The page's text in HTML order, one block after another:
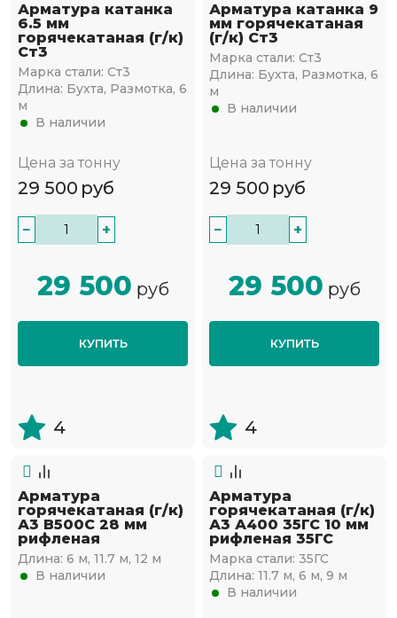
Арматура катанка
6.5 мм
горячекатаная (г/к)
Ст3
Марка стали: Ст3
Длина: Бухта, Размотка, 6
м
В наличии
Цена за тонну
29 500 руб
− +
29 500 руб
КУПИТЬ
4
Арматура катанка 9
мм горячекатаная
(г/к) Ст3
Марка стали: Ст3
Длина: Бухта, Размотка, 6
м
В наличии
Цена за тонну
29 500 руб
− +
29 500 руб
КУПИТЬ
4
Арматура
горячекатаная (г/к)
А3 В500С 28 мм
рифленая
Длина: 6 м, 11.7 м, 12 м
В наличии
Арматура
горячекатаная (г/к)
А3 А400 35ГС 10 мм
рифленая 35ГС
Марка стали: 35ГС
Длина: 11.7 м, 6 м, 9 м
В наличии